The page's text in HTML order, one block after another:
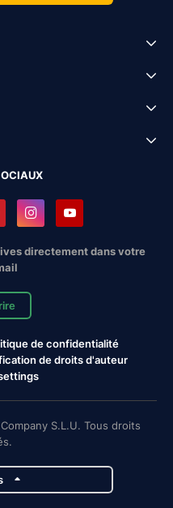
directement dans votre
de confidentialité
de droits d'auteur
S.L.U. Tous droits